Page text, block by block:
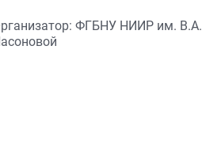
ФГБНУ НИИР им. В.А.